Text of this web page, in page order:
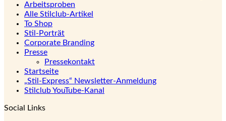
Arbeitsproben
Alle Stilclub-Artikel
To Shop
Stil-Porträt
Corporate Branding
Presse
Pressekontakt
Startseite
„Stil-Express“ Newsletter-Anmeldung
Stilclub YouTube-Kanal
Social Links